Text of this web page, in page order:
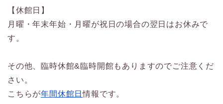
【休館日】
月曜・年末年始・月曜が祝日の場合の翌日はお休みで
す。
その他、臨時休館&臨時開館もありますのでご注意くだ
さい。
こちらが年間休館日情報です。